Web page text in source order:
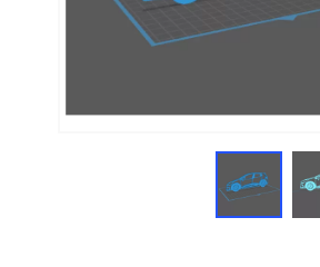
1of1Models